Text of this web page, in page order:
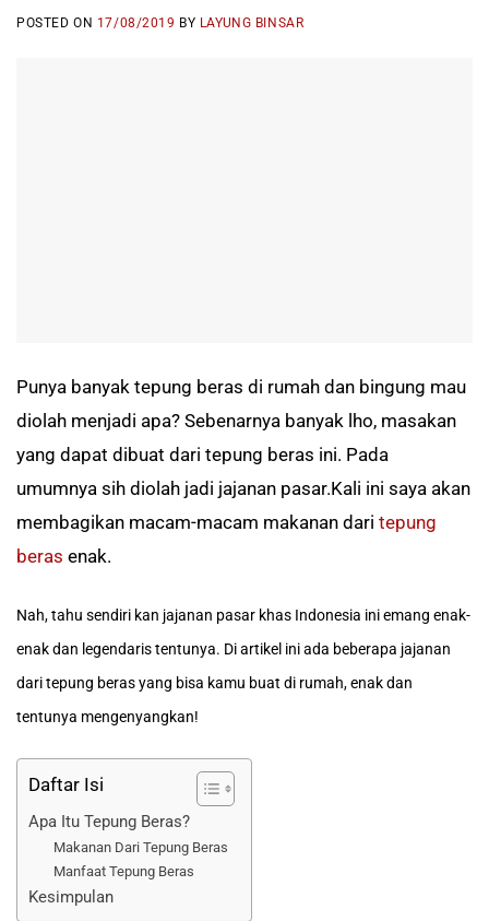
POSTED ON 17/08/2019 BY LAYUNG BINSAR
Punya banyak tepung beras di rumah dan bingung mau
diolah menjadi apa? Sebenarnya banyak lho, masakan
yang dapat dibuat dari tepung beras ini. Pada
umumnya sih diolah jadi jajanan pasar.Kali ini saya akan
membagikan macam-macam makanan dari tepung
beras enak.
Nah, tahu sendiri kan jajanan pasar khas Indonesia ini emang enak-
enak dan legendaris tentunya. Di artikel ini ada beberapa jajanan
dari tepung beras yang bisa kamu buat di rumah, enak dan
tentunya mengenyangkan!
Daftar Isi
Apa Itu Tepung Beras?
Makanan Dari Tepung Beras
Manfaat Tepung Beras
Kesimpulan